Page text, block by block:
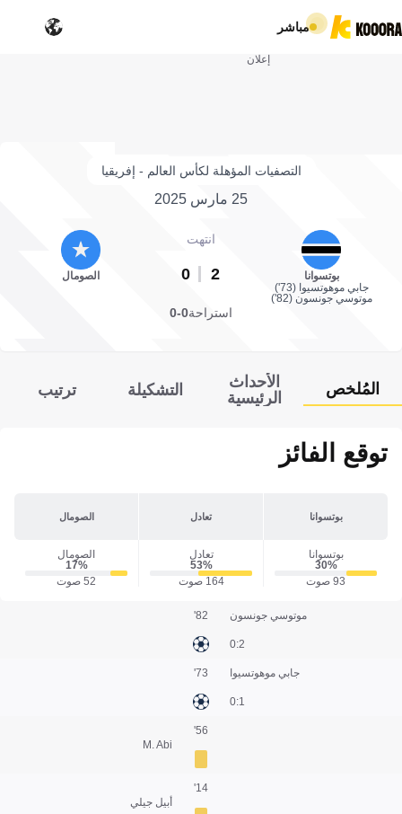
مباشر
إعلان
التصفيات المؤهلة لكأس العالم - إفريقيا
25 مارس 2025
بوتسوانا
جابي موهوتسيوا (73')
موتوسي جونسون (82')
انتهت
2
0 الصومال
استراحة0-0
المُلخص
الأحداث
الرئيسية
التشكيلة ترتيب
توقع الفائز
بوتسوانا تعادل الصومال
بوتسوانا
30‎%‎
93 صوت
تعادل
53‎%‎
164 صوت
الصومال
17‎%‎
52 صوت
موتوسي جونسون
2:0
82'
جابي موهوتسيوا
1:0
73'
M. Abi
56'
أبيل جيلي
14'